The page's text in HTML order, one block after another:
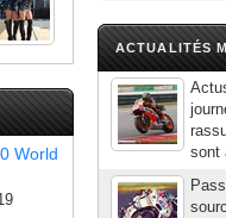
World
ACTUALITÉS
sont